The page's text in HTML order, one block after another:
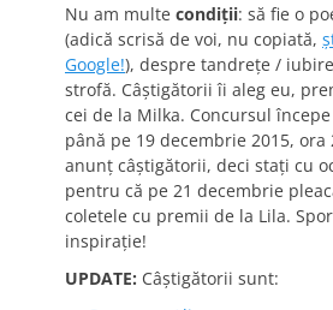
Nu am multe condiții: să fie o
(adică scrisă de voi, nu copiată,
Google!), despre tandrețe /
strofă. Câștigătorii îi aleg eu,
cei de la Milka. Concursul
până pe 19 decembrie 2015, ora
anunț câștigătorii, deci stați cu
pentru că pe 21 decembrie
coletele cu premii de la Lila.
inspirație!
UPDATE: Câștigătorii sunt: